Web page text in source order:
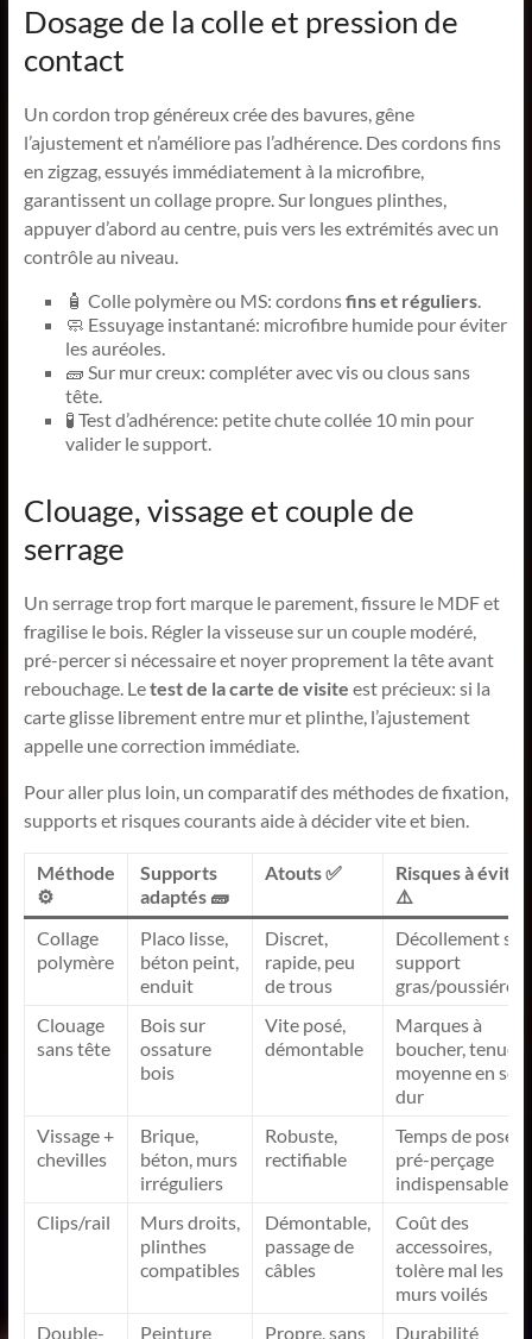
Dosage de la colle et pression de
contact
Un cordon trop généreux crée des bavures, gêne
l’ajustement et n’améliore pas l’adhérence. Des cordons fins
en zigzag, essuyés immédiatement à la microfibre,
garantissent un collage propre. Sur longues plinthes,
appuyer d’abord au centre, puis vers les extrémités avec un
contrôle au niveau.
🧴 Colle polymère ou MS: cordonsfins et réguliers.
🧼 Essuyage instantané: microfibre humide pour éviter
les auréoles.
🧱 Sur mur creux: compléter avec vis ou clous sans
tête.
🧪 Test d’adhérence: petite chute collée 10 min pour
valider le support.
Clouage, vissage et couple de
serrage
Un serrage trop fort marque le parement, fissure le MDF et
fragilise le bois. Régler la visseuse sur un couple modéré,
pré-percer si nécessaire et noyer proprement la tête avant
rebouchage. Letest de la carte de visite est précieux: si la
carte glisse librement entre mur et plinthe, l’ajustement
appelle une correction immédiate.
Pour aller plus loin, un comparatif des méthodes de fixation,
supports et risques courants aide à décider vite et bien.
Méthode
⚙️
Supports
adaptés 🧱
Atouts ✅
Risques à éviter
⚠️
Collage
polymère
Placo lisse,
béton peint,
enduit
Discret,
rapide, peu
de trous
Décollement si
support
gras/
Clouage
sans tête
Bois sur
ossature
bois
Vite posé,
démontable
Marques à
boucher, tenue
moyenne en sol
dur
Vissage +
chevilles
Brique,
béton, murs
irréguliers
Robuste,
rectifiable
Temps de pose,
pré-perçage
indispensable
Clips/rail
Murs droits,
plinthes
compatibles
Démontable,
passage de
câbles
Coût des
accessoires,
tolère mal les
murs voilés
Double-
Peinture Propre, sans Durabilité